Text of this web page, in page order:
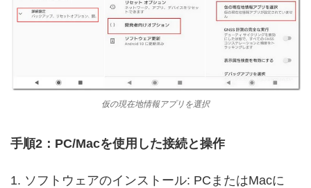
仮の現在地情報アプリを選択
手順2：PC/Macを使用した接続と操作
1. ソフトウェアのインストール: PCまたはMacに